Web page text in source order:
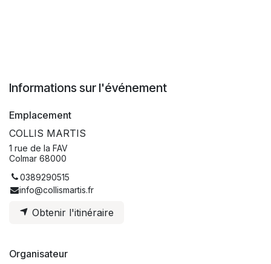
Informations sur l'événement
Emplacement
COLLIS MARTIS
1 rue de la FAV
Colmar 68000
0389290515
info@collismartis.fr
Obtenir l'itinéraire
Organisateur